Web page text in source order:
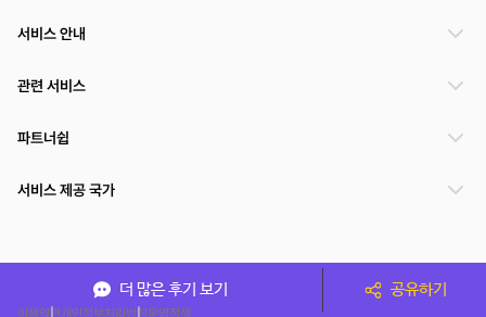
더 많은 후기 보기 공유하기
서비스 안내
관련 서비스
파트너쉽
서비스 제공 국가
이용약관개인정보처리방침운영정책